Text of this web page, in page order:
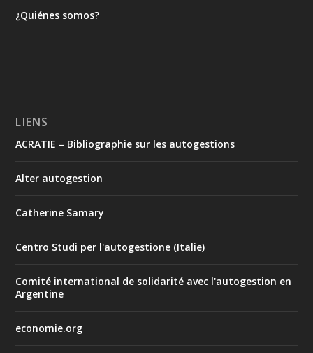
¿Quiénes somos?
LIENS
ACRATIE – Bibliographie sur les autogestions
Alter autogestion
Catherine Samary
Centro Studi per l'autogestione (Italie)
Comité international de solidarité avec l'autogestion en
Argentine
economie.org